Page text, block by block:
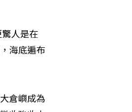
人是在
海底遍布
倉嶼成為